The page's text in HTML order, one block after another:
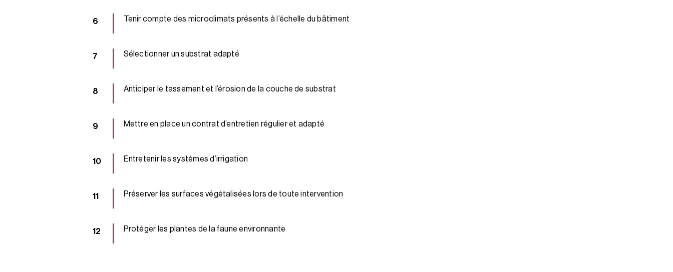
Tenir compte des microclimats présents à l’échelle du bâtiment
Sélectionner un substrat adapté
Anticiper le tassement et l’érosion de la couche de substrat
Mettre en place un contrat d’entretien régulier et adapté
Entretenir les systèmes d’irrigation
Préserver les surfaces végétalisées lors de toute intervention
Protéger les plantes de la faune environnante